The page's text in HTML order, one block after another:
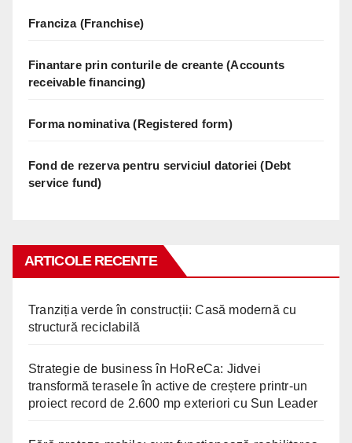
Franciza (Franchise)
Finantare prin conturile de creante (Accounts
receivable financing)
Forma nominativa (Registered form)
Fond de rezerva pentru serviciul datoriei (Debt
service fund)
ARTICOLE RECENTE
Tranziția verde în construcții: Casă modernă cu
structură reciclabilă
Strategie de business în HoReCa: Jidvei
transformă terasele în active de creștere printr-un
proiect record de 2.600 mp exteriori cu Sun Leader